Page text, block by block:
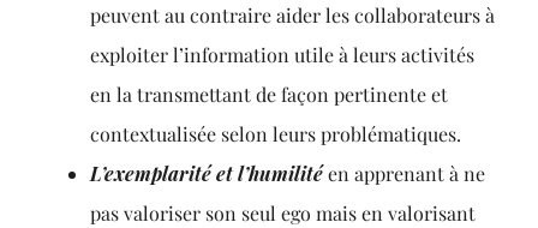
peuvent au contraire aider les collaborateurs à
exploiter l’information utile à leurs activités
en la transmettant de façon pertinente et
contextualisée selon leurs problématiques.
L’exemplarité et l’humilitéen apprenant à ne
pas valoriser son seul ego mais en valorisant